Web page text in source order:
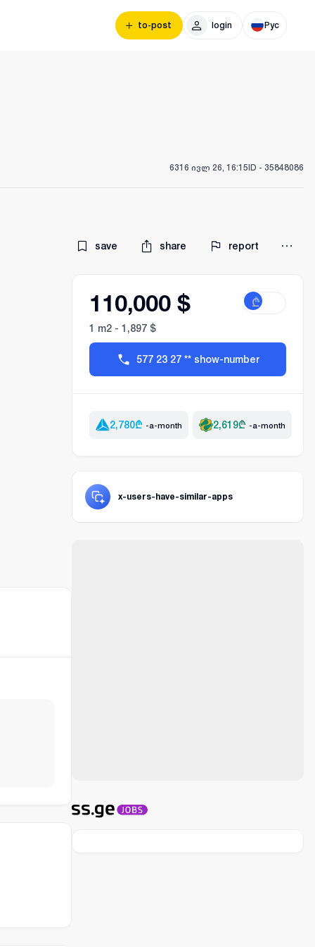
to-post login Рус
6316 ივლ 26, 16:15ID - 35848086
save share report
110,000 $ ₾
1 m2 - 1,897 $
577 23 27 ** show-number
2,780₾-a-month 2,619₾-a-month
x-users-have-similar-apps